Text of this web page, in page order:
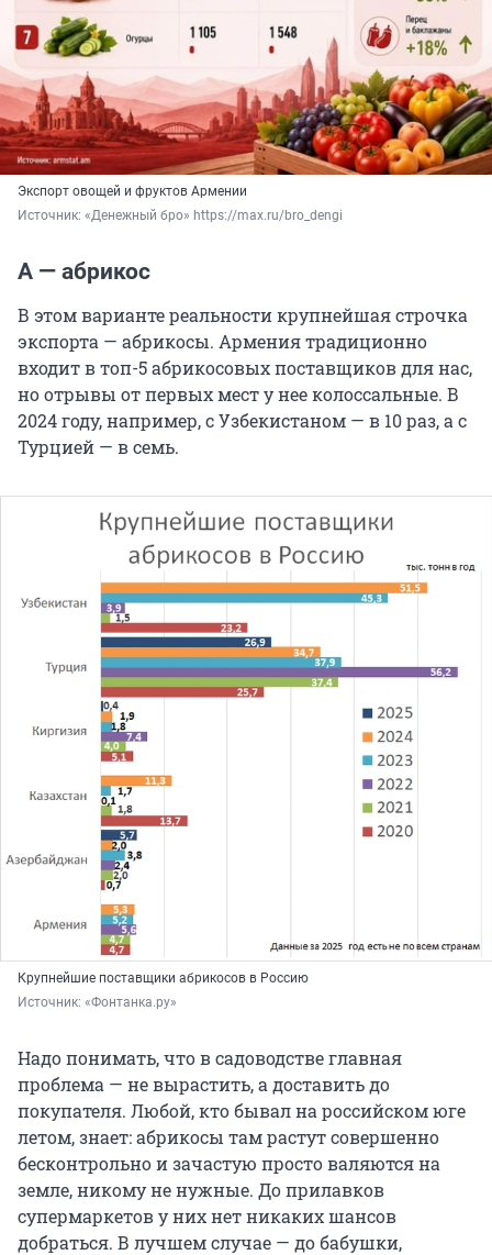
Экспорт овощей и фруктов Армении
Источник: «Денежный бро» https://max.ru/bro_dengi
А — абрикос
В этом варианте реальности крупнейшая строчка
экспорта — абрикосы. Армения традиционно
входит в топ-5 абрикосовых поставщиков для нас,
но отрывы от первых мест у нее колоссальные. В
2024 году, например, с Узбекистаном — в 10 раз, а с
Турцией — в семь.
Крупнейшие поставщики абрикосов в Россию
Источник: «Фонтанка.ру»
Надо понимать, что в садоводстве главная
проблема — не вырастить, а доставить до
покупателя. Любой, кто бывал на российском юге
летом, знает: абрикосы там растут совершенно
бесконтрольно и зачастую просто валяются на
земле, никому не нужные. До прилавков
супермаркетов у них нет никаких шансов
добраться. В лучшем случае — до бабушки,